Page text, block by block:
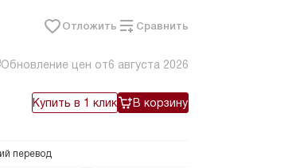
Отложить Сравнить
Обновление цен от6 августа 2026
Купить в 1 клик В корзину
перевод